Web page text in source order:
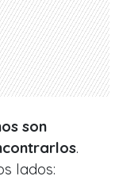
son
.
lados: